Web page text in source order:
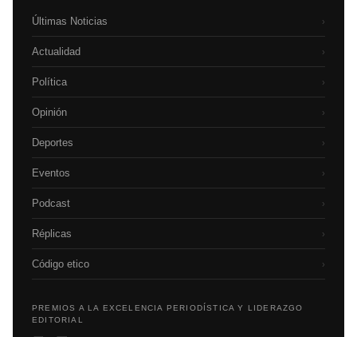
Últimas Noticias ›
Actualidad ›
Política ›
Opinión ›
Deportes ›
Eventos ›
Podcast ›
Réplicas ›
Código etico ›
PREMIOS A LA EXCELENCIA PERIODÍSTICA Y LIDERAZGO
EDITORIAL